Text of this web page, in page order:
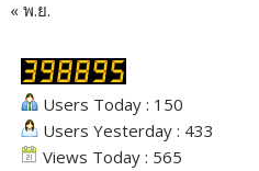
« พ.ย.
Users Today : 150
Users Yesterday : 433
Views Today : 565